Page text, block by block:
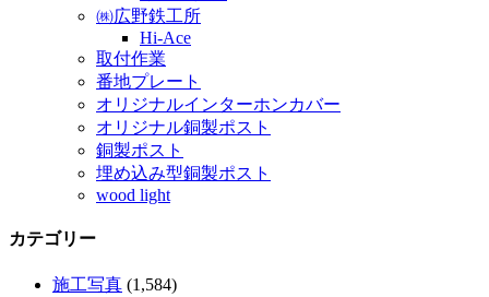
㈱広野鉄工所
Hi-Ace
取付作業
番地プレート
オリジナルインターホンカバー
オリジナル銅製ポスト
銅製ポスト
埋め込み型銅製ポスト
wood light
カテゴリー
施工写真 (1,584)